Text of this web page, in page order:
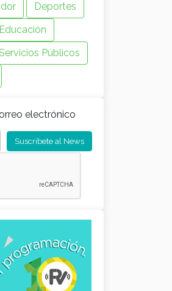
Deportes
Educación
Públicos
electrónico